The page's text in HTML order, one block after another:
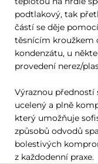
podtlakový, tak
částí se děje
těsnícím kroužkem
kondenzátu, u
provedení nerez/
Výraznou předností
ucelený a plně
který umožňuje
způsobů odvodů
bolestivých
z každodenní praxe.